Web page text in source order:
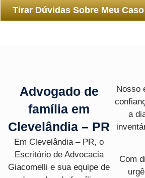
Tirar Dúvidas Sobre Meu Caso
Advogado de
família em
Clevelândia – PR
Em Clevelândia – PR, o
Escritório de Advocacia
Giacomelli e sua equipe de
Nosso
a
Com